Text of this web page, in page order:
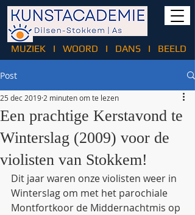
MUZIEK I WOORD I DANS I BEELD
Post
Een prachtige Kerstavond te
Winterslag (2009) voor de
violisten van Stokkem!
25 dec 2019 2 minuten om te lezen
Dit jaar waren onze violisten weer in
Winterslag om met het parochiale
Montfortkoor de Middernachtmis op